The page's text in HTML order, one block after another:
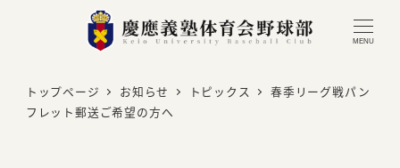
MENU
トップページ お知らせ トピックス
春季リーグ戦パン
フレット郵送ご希望の方へ